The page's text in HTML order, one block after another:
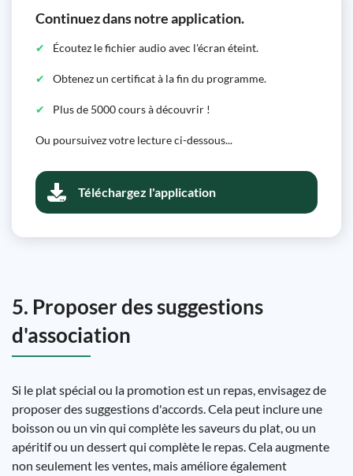
Continuez dans notre application.
Écoutez le fichier audio avec l'écran éteint.
Obtenez un certificat à la fin du programme.
Plus de 5000 cours à découvrir !
Ou poursuivez votre lecture ci-dessous...
Téléchargez l'application
5. Proposer des suggestions
d'association
Si le plat spécial ou la promotion est un repas, envisagez de
proposer des suggestions d'accords. Cela peut inclure une
boisson ou un vin qui complète les saveurs du plat, ou un
apéritif ou un dessert qui complète le repas. Cela augmente
non seulement les ventes, mais améliore également